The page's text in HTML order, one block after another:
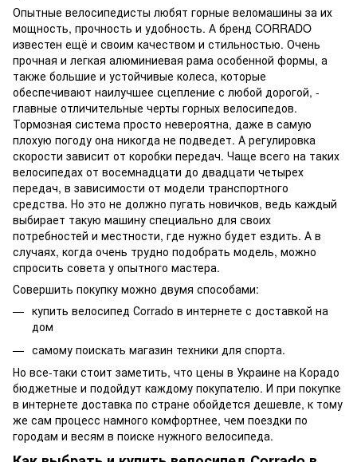
Опытные велосипедисты любят горные веломашины за их
мощность, прочность и удобность. А бренд CORRADO
известен ещё и своим качеством и стильностью. Очень
прочная и легкая алюминиевая рама особенной формы, а
также большие и устойчивые колеса, которые
обеспечивают наилучшее сцепление с любой дорогой, -
главные отличительные черты горных велосипедов.
Тормозная система просто невероятна, даже в самую
плохую погоду она никогда не подведет. А регулировка
скорости зависит от коробки передач. Чаще всего на таких
велосипедах от восемнадцати до двадцати четырех
передач, в зависимости от модели транспортного
средства. Но это не должно пугать новичков, ведь каждый
выбирает такую машину специально для своих
потребностей и местности, где нужно будет ездить. А в
случаях, когда очень трудно подобрать модель, можно
спросить совета у опытного мастера.
Совершить покупку можно двумя способами:
купить велосипед Сorrado в интернете с доставкой на
дом
самому поискать магазин техники для спорта.
Но все-таки стоит заметить, что цены в Украине на Корадо
бюджетные и подойдут каждому покупателю. И при покупке
в интернете доставка по стране обойдется дешевле, к тому
же сам процесс намного комфортнее, чем поездки по
городам и весям в поиске нужного велосипеда.